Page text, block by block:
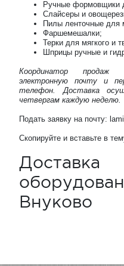
Ручные формовщики
Слайсеры и
Пилы ленточные для
Фаршемешалки;
Терки для мягкого и
Шприцы ручные и
Координатор продаж
электронную почту и
телефон. Доставка
четвергам каждую неделю.
Подать заявку на почту:
Скопируйте и вставьте в
Внуково